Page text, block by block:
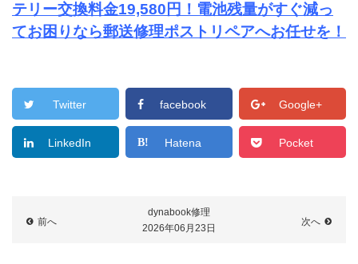
テリー交換料金19,580円！電池残量がすぐ減っ
てお困りなら郵送修理ポストリペアへお任せを！
Twitter facebook Google+
LinkedIn Hatena Pocket
dynabook修理
2026年06月23日
前へ 次へ